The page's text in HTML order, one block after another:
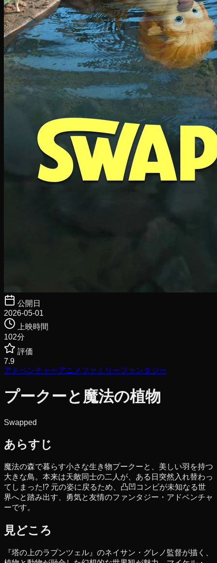
公開日
2026-05-01
上映時間
102分
評価
7.9
アドベンチャーアニメ ファミリーファンタジー
プークーと魔法の植物
Swapped
あらすじ
魔法の森で暮らす小さな生き物プークーと、美しい羽を持つ
大きな鳥。本来は天敵同士の二人が、ある日突然入れ替わっ
てしまった!? 元の姿に戻るため、凸凹コンビが未知なる世
界へと踏み出す、勇気と友情のファンタジー・アドベンチャ
ーです。
見どころ
『塔の上のラプンツェル』のネイサン・グレノ監督が描く、